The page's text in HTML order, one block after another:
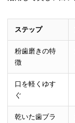
ステップ
粉歯磨きの特
徴
口を軽くゆす
ぐ
乾いた歯ブラ